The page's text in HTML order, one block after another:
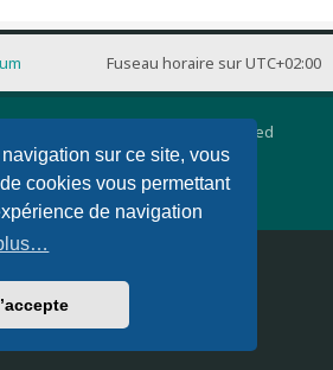
sur ce site, vous
cookies vous permettant
de navigation
Fuseau horaire surUTC+02:00
® Forum Software © phpBB Limited
française officielle©Qiaeru
theme by
PixelGoose Studio
|Conditions